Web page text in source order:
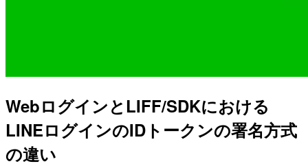
WebログインとLIFF/SDKにおける
LINEログインのIDトークンの署名方式
の違い